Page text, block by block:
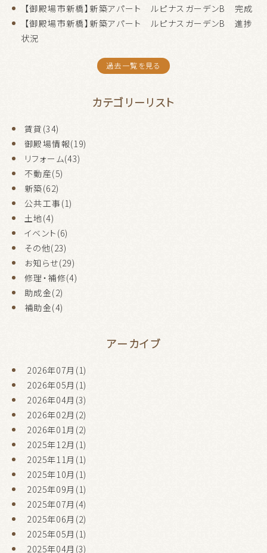
【御殿場市新橋】新築アパート ルピナスガーデンB 完成
【御殿場市新橋】新築アパート ルピナスガーデンB 進捗
状況
過去一覧を見る
カテゴリーリスト
賃貸(34)
御殿場情報(19)
リフォーム(43)
不動産(5)
新築(62)
公共工事(1)
土地(4)
イベント(6)
その他(23)
お知らせ(29)
修理・補修(4)
助成金(2)
補助金(4)
アーカイブ
2026年07月(1)
2026年05月(1)
2026年04月(3)
2026年02月(2)
2026年01月(2)
2025年12月(1)
2025年11月(1)
2025年10月(1)
2025年09月(1)
2025年07月(4)
2025年06月(2)
2025年05月(1)
2025年04月(3)